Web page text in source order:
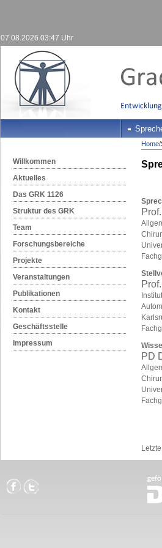
07.08.2026 03:47 Uhr
Willkommen
Aktuelles
Das GRK 1126
Struktur des GRK
Team
Forschungsbereiche
Projekte
Veranstaltungen
Publikationen
Kontakt
Geschäftsstelle
Impressum
Home/
PD